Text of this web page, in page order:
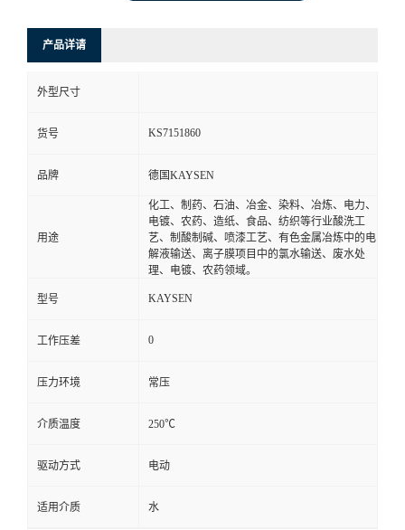
产品详请
外型尺寸
货号 KS7151860
品牌 德国KAYSEN
用途
化工、制药、石油、冶金、染料、冶炼、电力、
电镀、农药、造纸、食品、纺织等行业酸洗工
艺、制酸制碱、喷漆工艺、有色金属冶炼中的电
解液输送、离子膜项目中的氯水输送、废水处
理、电镀、农药领域。
型号 KAYSEN
工作压差 0
压力环境 常压
介质温度 250℃
驱动方式 电动
适用介质 水